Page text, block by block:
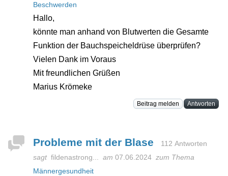
Beschwerden
Hallo,
könnte man anhand von Blutwerten die Gesamte
Funktion der Bauchspeicheldrüse überprüfen?
Vielen Dank im Voraus
Mit freundlichen Grüßen
Marius Krömeke
Beitrag melden Antworten
Probleme mit der Blase
112 Antworten
sagt fildenastrong... am 07.06.2024 zum Thema
Männergesundheit